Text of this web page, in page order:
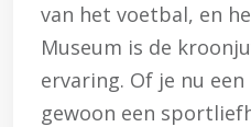
van het voetbal, en
Museum is de
ervaring. Of je nu
gewoon een